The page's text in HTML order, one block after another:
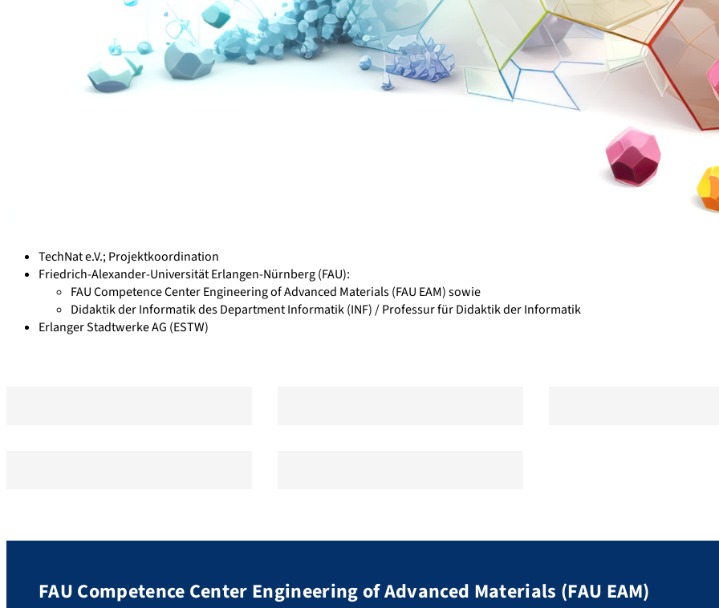
TechNat e.V.; Projektkoordination
Friedrich-Alexander-Universität Erlangen-Nürnberg (FAU):
FAU Competence Center Engineering of Advanced Materials (FAU EAM) sowie
Didaktik der Informatik des Department Informatik (INF) / Professur für Didaktik der Informatik
Erlanger Stadtwerke AG (ESTW)
FAU Competence Center Engineering of Advanced Materials (FAU EAM)